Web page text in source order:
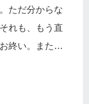
ただ分からな
れも、もう直
終い。また…